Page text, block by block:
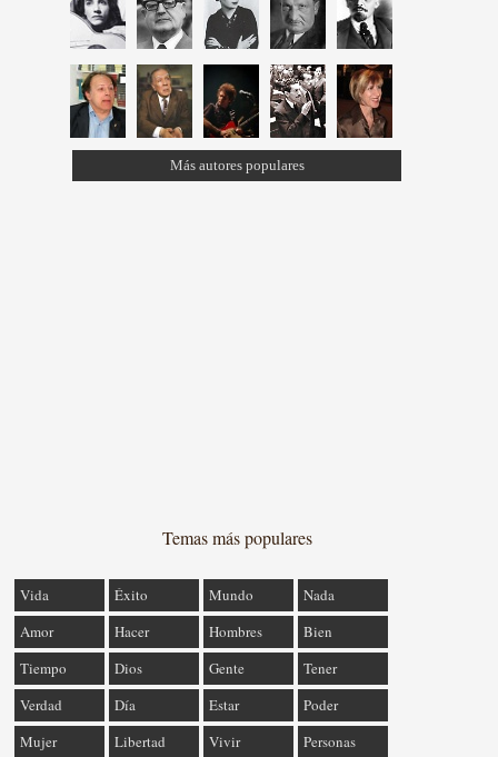
Más autores populares
Temas más populares
Vida Éxito Mundo
Nada
Amor
Hacer Hombres
Bien
Tiempo
Dios Gente
Tener
Verdad
Día Estar
Poder
Mujer
Libertad Vivir Personas